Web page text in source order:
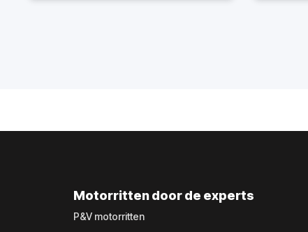
Motorritten door de experts
P&V motorritten